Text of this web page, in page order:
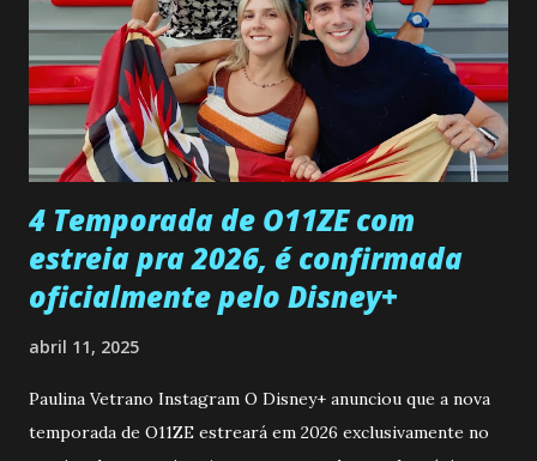
Paula sobre a suposta infidelidade de Gabriel com Joana.
Rogerio consegue se livrar de todas as suspeitas pelo
desaparecimento de Francisco, apontando que ele poderia
ter sido vítima da fúria de Gabriel. Artur informa a Gabriel
que a clínica inseminou por engano outra paciente, que está
...
4 Temporada de O11ZE com
estreia pra 2026, é confirmada
oficialmente pelo Disney+
abril 11, 2025
Paulina Vetrano Instagram O Disney+ anunciou que a nova
temporada de O11ZE estreará em 2026 exclusivamente no